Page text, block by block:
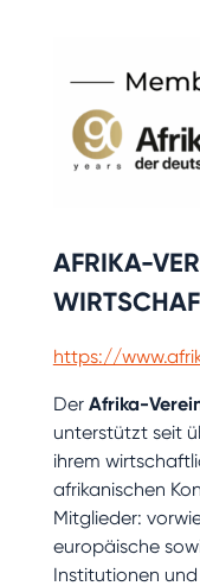
AFRIKA-
https://
Der Afrika-
unterstützt seit
ihrem
afrikanischen
Mitglieder:
europäische
Institutionen